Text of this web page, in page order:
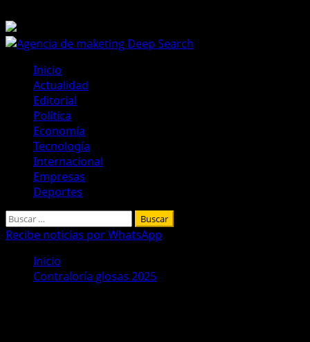
al
contenido
Menú
principal
Inicio
Actualidad
Editorial
Política
Economía
Tecnología
Internacional
Empresas
Deportes
Buscar:
Recibe noticias por WhatsApp
Inicio
Contraloría glosas 2025